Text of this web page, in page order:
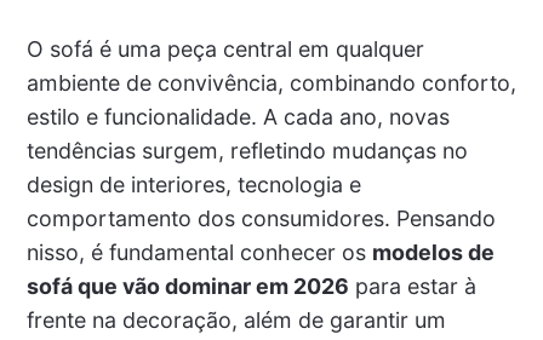
O sofá é uma peça central em qualquer
ambiente de convivência, combinando conforto,
estilo e funcionalidade. A cada ano, novas
tendências surgem, refletindo mudanças no
design de interiores, tecnologia e
comportamento dos consumidores. Pensando
nisso, é fundamental conhecer os modelos de
sofá que vão dominar em 2026 para estar à
frente na decoração, além de garantir um